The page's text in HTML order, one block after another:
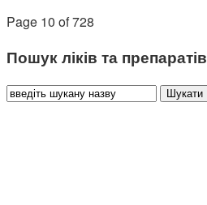
Page 10 of 728
Пошук ліків та препаратів